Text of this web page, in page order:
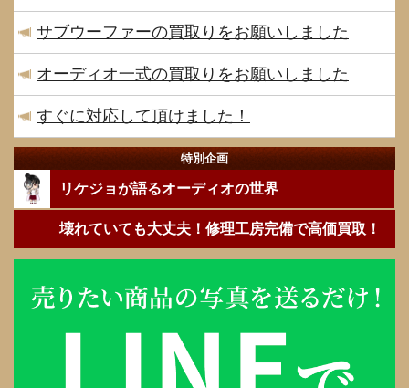
サブウーファーの買取りをお願いしました
オーディオ一式の買取りをお願いしました
すぐに対応して頂けました！
特別企画
リケジョが語るオーディオの世界
壊れていても大丈夫！修理工房完備で高価買取！